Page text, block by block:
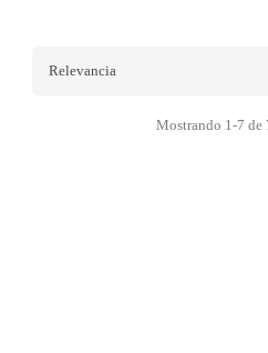
Relevancia
Mostrando 1-7 de